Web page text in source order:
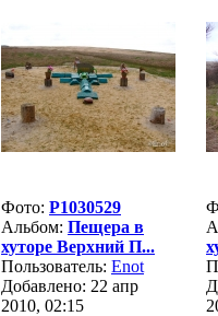
Фото: P1030529
Альбом: Пещера в
хуторе Верхний П...
Пользователь: Enot
Добавлено: 22 апр
2010, 02:15